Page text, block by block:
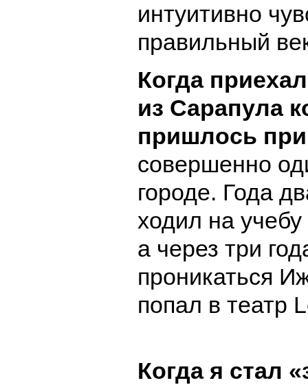
интуитивно
правильный
Когда
из Сарапула
пришлось
совершенно
городе. Года
ходил на учебу
а через три
проникаться
попал в театр
Когда я стал «